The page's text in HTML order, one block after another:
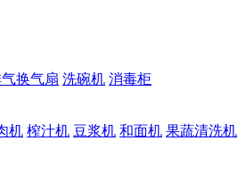
换气扇 洗碗机 消毒柜
机 榨汁机 豆浆机 和面机 果蔬清洗机